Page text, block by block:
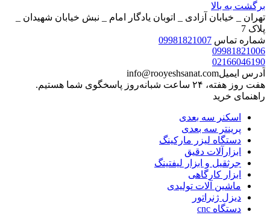
برگشت به بالا
تهران _ خیابان آزادی _ اتوبان یادگار امام _ نبش خیابان شهیدان _
پلاک 7
شماره تماس 09981821007
09981821006
02166046190
آدرس ایمیلinfo@rooyeshsanat.com
هفت روز هفته، ۲۴ ساعت شبانه‌روز پاسخگوی شما هستیم.
راهنمای خرید
اسکنر سه بعدی
پرینتر سه بعدی
دستگاه لیزر مارکینگ
ابزارآلات دقیق
جرثقیل و ابزار لیفتینگ
ابزار کارگاهی
ماشین آلات تولیدی
دیزل ژنراتور
دستگاه cnc